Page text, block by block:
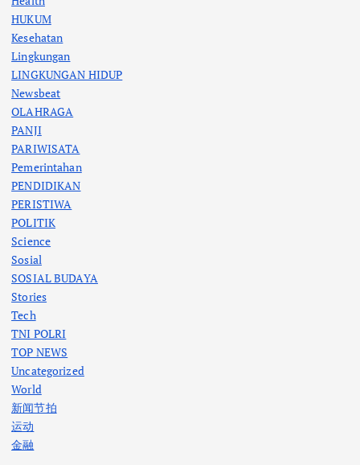
HUKUM
Kesehatan
Lingkungan
LINGKUNGAN HIDUP
Newsbeat
OLAHRAGA
PANJI
PARIWISATA
Pemerintahan
PENDIDIKAN
PERISTIWA
POLITIK
Science
Sosial
SOSIAL BUDAYA
Stories
Tech
TNI POLRI
TOP NEWS
Uncategorized
World
新闻节拍
运动
金融